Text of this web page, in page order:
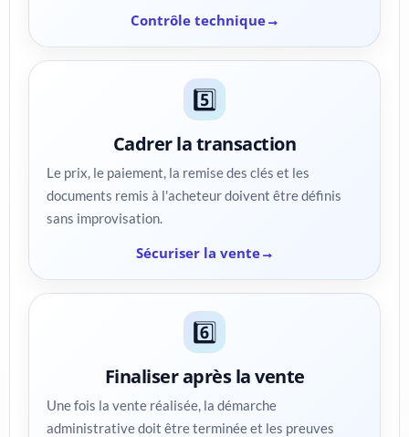
Contrôle technique
5️⃣
Cadrer la transaction
Le prix, le paiement, la remise des clés et les
documents remis à l'acheteur doivent être définis
sans improvisation.
Sécuriser la vente
6️⃣
Finaliser après la vente
Une fois la vente réalisée, la démarche
administrative doit être terminée et les preuves